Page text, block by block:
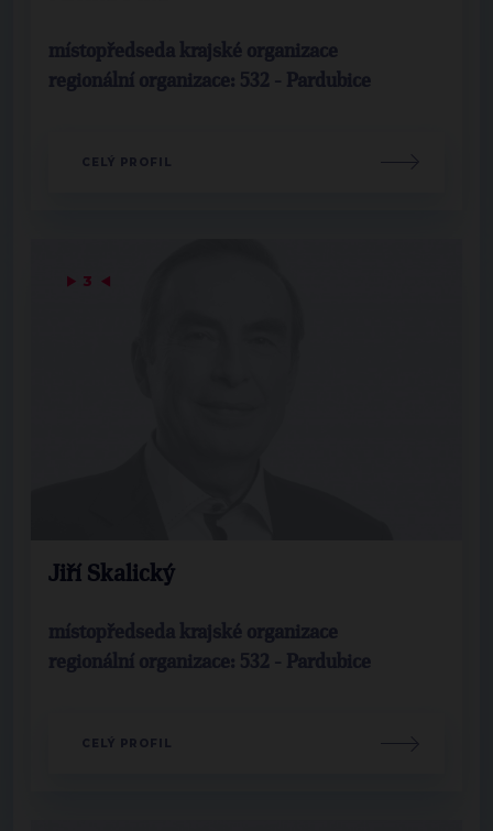
místopředseda krajské organizace
regionální organizace: 532 - Pardubice
CELÝ PROFIL
▶ 3 ◀
Jiří Skalický
místopředseda krajské organizace
regionální organizace: 532 - Pardubice
CELÝ PROFIL